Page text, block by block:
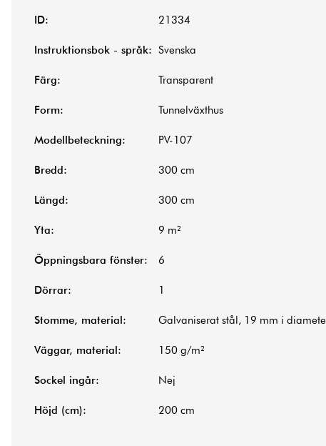
ID: 21334
Instruktionsbok - språk: Svenska
Färg: Transparent
Form: Tunnelväxthus
Modellbeteckning: PV-107
Bredd: 300 cm
Längd: 300 cm
Yta: 9 m²
Öppningsbara fönster: 6
Dörrar: 1
Stomme, material: Galvaniserat stål, 19 mm i
Väggar, material: 150 g/m²
Sockel ingår: Nej
Höjd (cm): 200 cm